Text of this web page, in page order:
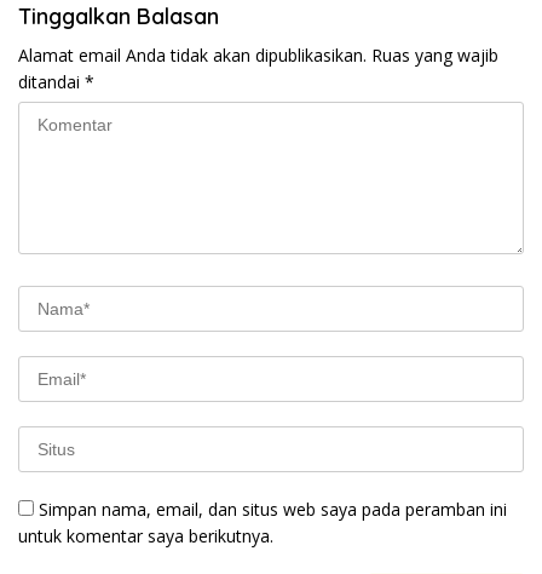
Tinggalkan Balasan
Alamat email Anda tidak akan dipublikasikan. Ruas yang wajib
ditandai *
Simpan nama, email, dan situs web saya pada peramban ini
untuk komentar saya berikutnya.